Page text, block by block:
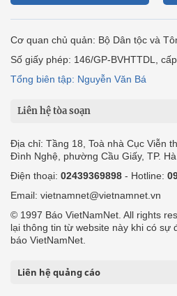
Cơ quan chủ quản: Bộ Dân tộc và
Số giấy phép: 146/GP-BVHTTDL,
Tổng biên tập: Nguyễn Văn Bá
Liên hệ tòa soạn
Địa chỉ: Tầng 18, Toà nhà Cục Viễn
Đình Nghệ, phường Cầu Giấy, TP. Hà
Điện thoại: 02439369898 - Hotline:
Email: vietnamnet@vietnamnet.vn
© 1997 Báo VietNamNet. All rights
lại thông tin từ website này khi có sự
báo VietNamNet.
Liên hệ quảng cáo